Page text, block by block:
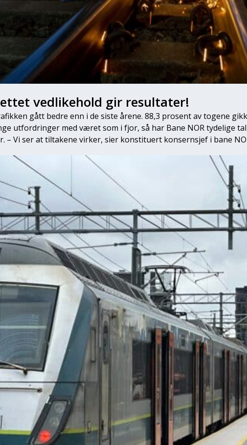
vedlikehold gir resultater!
gått bedre enn i de siste årene. 88,3 prosent av togene
utfordringer med været som i fjor, så har Bane NOR tydelige
– Vi ser at tiltakene virker, sier konstituert konsernsjef i bane